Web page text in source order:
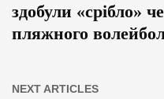
здобули «срібло»
пляжного
NEXT ARTICLES